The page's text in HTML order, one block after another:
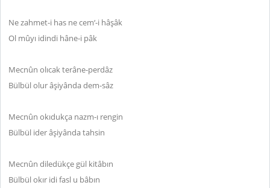
Ne zahmet-i has ne cem‘-i hâşâk
Ol mûyı idindi hâne-i pâk
Mecnûn olıcak terâne-perdâz
Bülbül olur âşiyânda dem-sâz
Mecnûn okıdukça nazm-ı rengin
Bülbül ider âşiyânda tahsin
Mecnûn diledükçe gül kitâbın
Bülbül okır idi fasl u bâbın